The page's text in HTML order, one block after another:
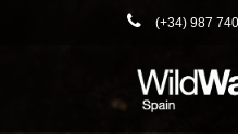
(+34) 987